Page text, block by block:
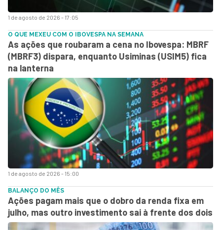
1 de agosto de 2026 - 17:05
1 de agosto de 2026 - 15:00
O QUE MEXEU COM O IBOVESPA NA SEMANA
As ações que roubaram a cena no Ibovespa: MBRF
(MBRF3) dispara, enquanto Usiminas (USIM5) fica
na lanterna
BALANÇO DO MÊS
Ações pagam mais que o dobro da renda fixa em
julho, mas outro investimento sai à frente dos dois